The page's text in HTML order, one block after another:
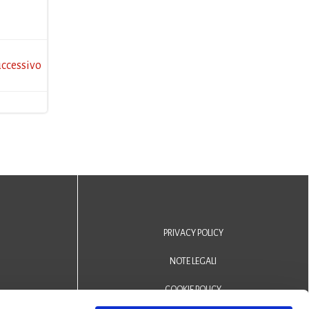
PRIVACY POLICY
NOTE LEGALI
COOKIE POLICY